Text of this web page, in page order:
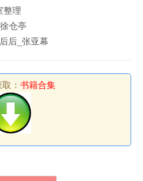
整理
仓亭
后_张亚幕
： 书籍合集